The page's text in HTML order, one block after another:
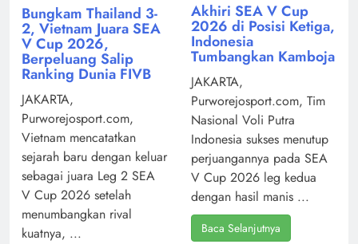
Bungkam Thailand 3-
2, Vietnam Juara SEA
V Cup 2026,
Berpeluang Salip
Ranking Dunia FIVB
JAKARTA,
Purworejosport.com,
Vietnam mencatatkan
sejarah baru dengan keluar
sebagai juara Leg 2 SEA
V Cup 2026 setelah
menumbangkan rival
kuatnya, ...
Akhiri SEA V Cup
2026 di Posisi Ketiga,
Indonesia
Tumbangkan Kamboja
JAKARTA,
Purworejosport.com, Tim
Nasional Voli Putra
Indonesia sukses menutup
perjuangannya pada SEA
V Cup 2026 leg kedua
dengan hasil manis ...
Baca Selanjutnya